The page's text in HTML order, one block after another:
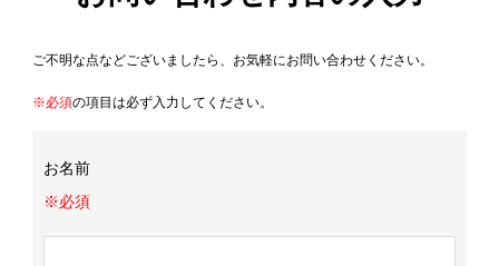
ご不明な点などございましたら、お気軽にお問い合わせください。
※必須の項目は必ず入力してください。
お名前
※必須